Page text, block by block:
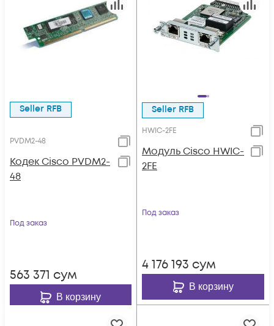
Seller RFB
PVDM2-48
Кодек Cisco PVDM2-
48
Под заказ
563 371 сум
В корзину
Seller RFB
HWIC-2FE
Модуль Cisco HWIC-
2FE
Под заказ
4 176 193 сум
В корзину